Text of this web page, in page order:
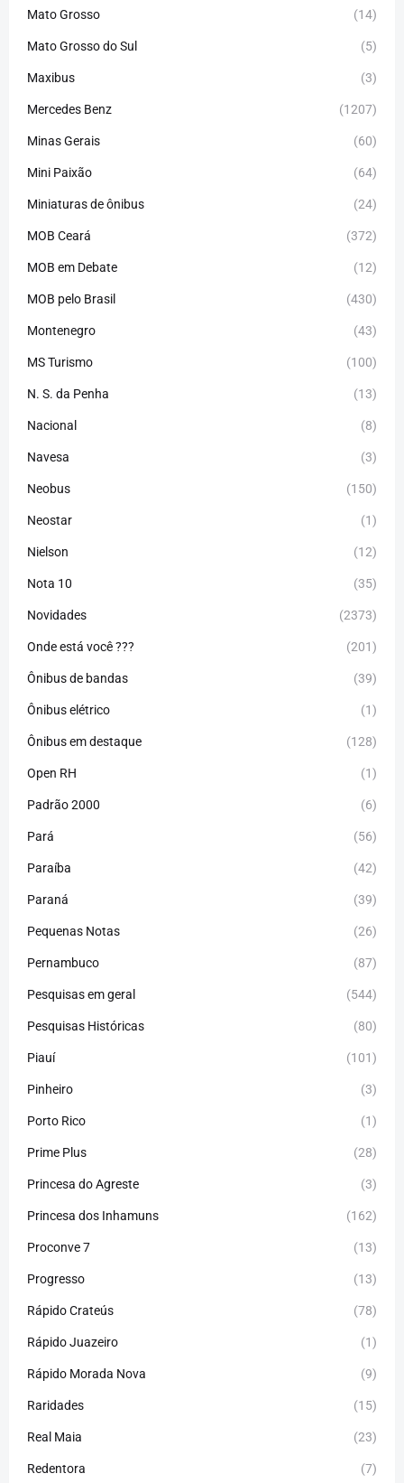
Mato Grosso (14)
Mato Grosso do Sul (5)
Maxibus (3)
Mercedes Benz (1207)
Minas Gerais (60)
Mini Paixão (64)
Miniaturas de ônibus (24)
MOB Ceará (372)
MOB em Debate (12)
MOB pelo Brasil (430)
Montenegro (43)
MS Turismo (100)
N. S. da Penha (13)
Nacional (8)
Navesa (3)
Neobus (150)
Neostar (1)
Nielson (12)
Nota 10 (35)
Novidades (2373)
Onde está você ??? (201)
Ônibus de bandas (39)
Ônibus elétrico (1)
Ônibus em destaque (128)
Open RH (1)
Padrão 2000 (6)
Pará (56)
Paraíba (42)
Paraná (39)
Pequenas Notas (26)
Pernambuco (87)
Pesquisas em geral (544)
Pesquisas Históricas (80)
Piauí (101)
Pinheiro (3)
Porto Rico (1)
Prime Plus (28)
Princesa do Agreste (3)
Princesa dos Inhamuns (162)
Proconve 7 (13)
Progresso (13)
Rápido Crateús (78)
Rápido Juazeiro (1)
Rápido Morada Nova (9)
Raridades (15)
Real Maia (23)
Redentora (7)